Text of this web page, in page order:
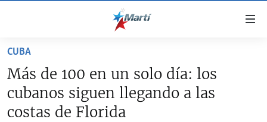
accesibilidad
al
contenido
principal
CUBA
CUBA
ESTADOS UNIDOS
CUBA
Más de 100 en un solo día: los
cubanos siguen llegando a las
costas de Florida